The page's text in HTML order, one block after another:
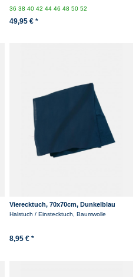
363840424446485052
49,95 € *
Vierecktuch, 70x70cm, Dunkelblau
Halstuch / Einstecktuch, Baumwolle
8,95 € *